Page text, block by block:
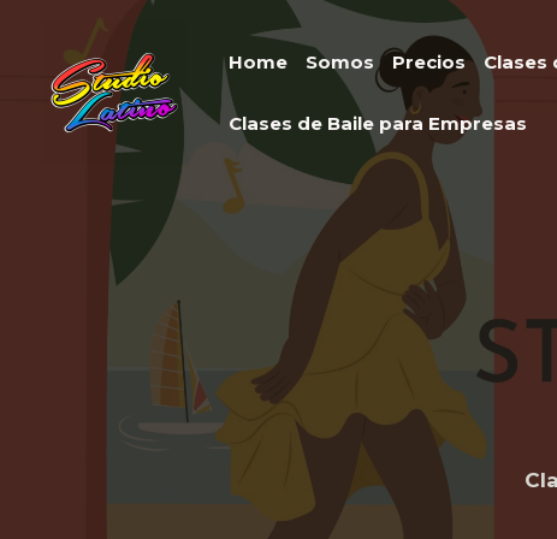
contenido
Home Somos Precios Clases
Clases de Baile para Empresas